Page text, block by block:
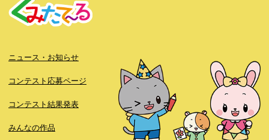
ニュース・お知らせ
コンテスト応募ページ
コンテスト結果発表
みんなの作品